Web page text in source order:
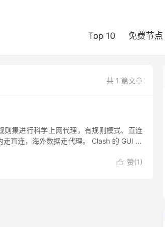
Top 10 免费节点
共 1 篇文章
则集进行科学上网代理，有规则模式、直连
直连，海外数据走代理。 Clash 的 GUI 图
 赞(1)